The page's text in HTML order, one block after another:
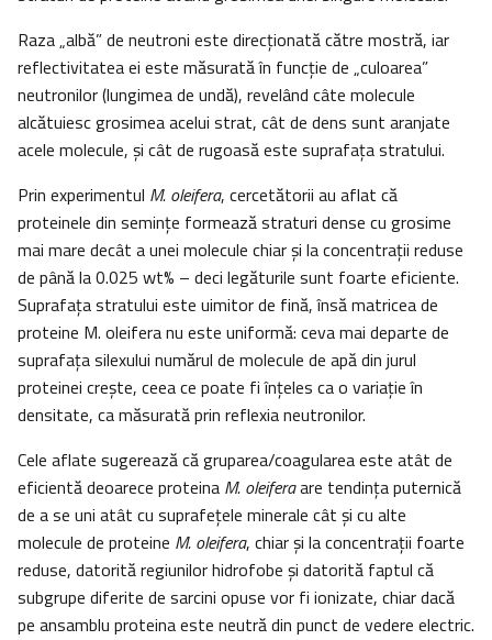
Raza „albă” de neutroni este direcţionată către mostră, iar
reflectivitatea ei este măsurată în funcţie de „culoarea”
neutronilor (lungimea de undă), revelând câte molecule
alcătuiesc grosimea acelui strat, cât de dens sunt aranjate
acele molecule, şi cât de rugoasă este suprafaţa stratului.
Prin experimentul M. oleifera, cercetătorii au aflat că
proteinele din seminţe formează straturi dense cu grosime
mai mare decât a unei molecule chiar şi la concentraţii reduse
de până la 0.025 wt% – deci legăturile sunt foarte eficiente.
Suprafaţa stratului este uimitor de fină, însă matricea de
proteine M. oleifera nu este uniformă: ceva mai departe de
suprafaţa silexului numărul de molecule de apă din jurul
proteinei creşte, ceea ce poate fi înţeles ca o variaţie în
densitate, ca măsurată prin reflexia neutronilor.
Cele aflate sugerează că gruparea/coagularea este atât de
eficientă deoarece proteina M. oleiferaare tendinţa puternică
de a se uni atât cu suprafeţele minerale cât şi cu alte
molecule de proteine M. oleifera, chiar şi la concentraţii foarte
reduse, datorită regiunilor hidrofobe şi datorită faptul că
subgrupe diferite de sarcini opuse vor fi ionizate, chiar dacă
pe ansamblu proteina este neutră din punct de vedere electric.